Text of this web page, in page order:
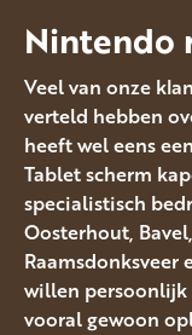
Nintendo
Veel van onze
verteld hebben
heeft wel eens
Tablet scherm
specialistisch
Oosterhout,
Raamsdonksveer
willen persoonlijk
vooral gewoon